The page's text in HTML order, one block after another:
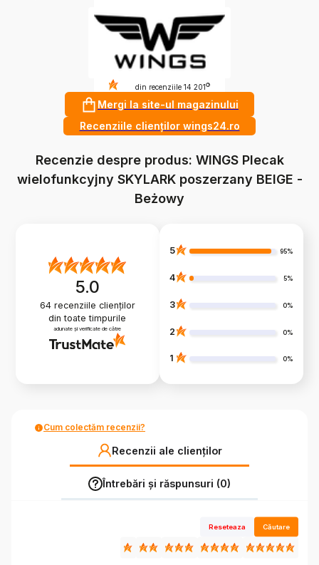
4.9din recenziile 14 201 ?
Mergi la site-ul magazinului
Recenziile clienților wings24.ro
Recenzie despre produs: WINGS Plecak
wielofunkcyjny SKYLARK poszerzany BEIGE -
Beżowy
5.0
64recenziile clienților
din toate timpurile
adunate și verificate de către
5 95%
4 5%
3 0%
2 0%
1 0%
Cum colectăm recenzii?
Recenzii ale clienților
Întrebări și răspunsuri (0)
Reseteaza Căutare